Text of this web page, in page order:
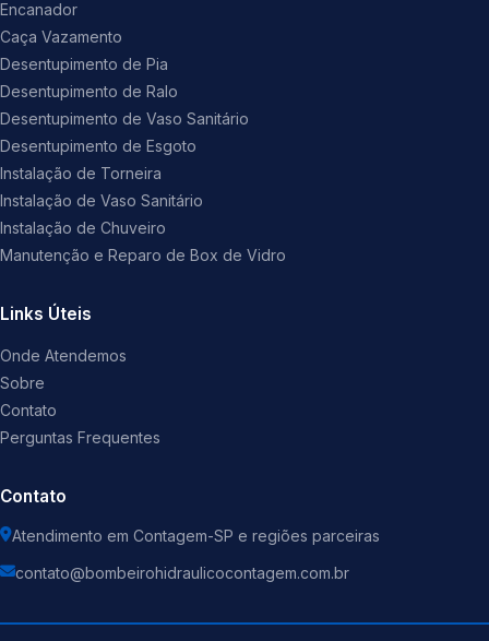
Encanador
Caça Vazamento
Desentupimento de Pia
Desentupimento de Ralo
Desentupimento de Vaso Sanitário
Desentupimento de Esgoto
Instalação de Torneira
Instalação de Vaso Sanitário
Instalação de Chuveiro
Manutenção e Reparo de Box de Vidro
Links Úteis
Onde Atendemos
Sobre
Contato
Perguntas Frequentes
Contato
Atendimento em Contagem-SP e regiões parceiras
contato@bombeirohidraulicocontagem.com.br